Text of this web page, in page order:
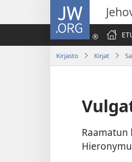
JW.ORG
Kirjasto Kirjat